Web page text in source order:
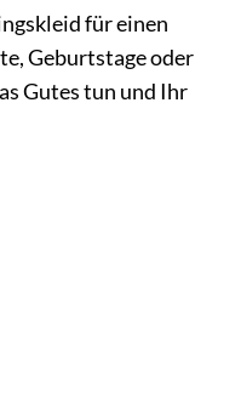
für einen
Geburtstage oder
Gutes tun und Ihr